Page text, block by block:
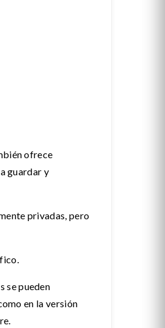
ofrece
guardar y
privadas, pero
se pueden
en la versión